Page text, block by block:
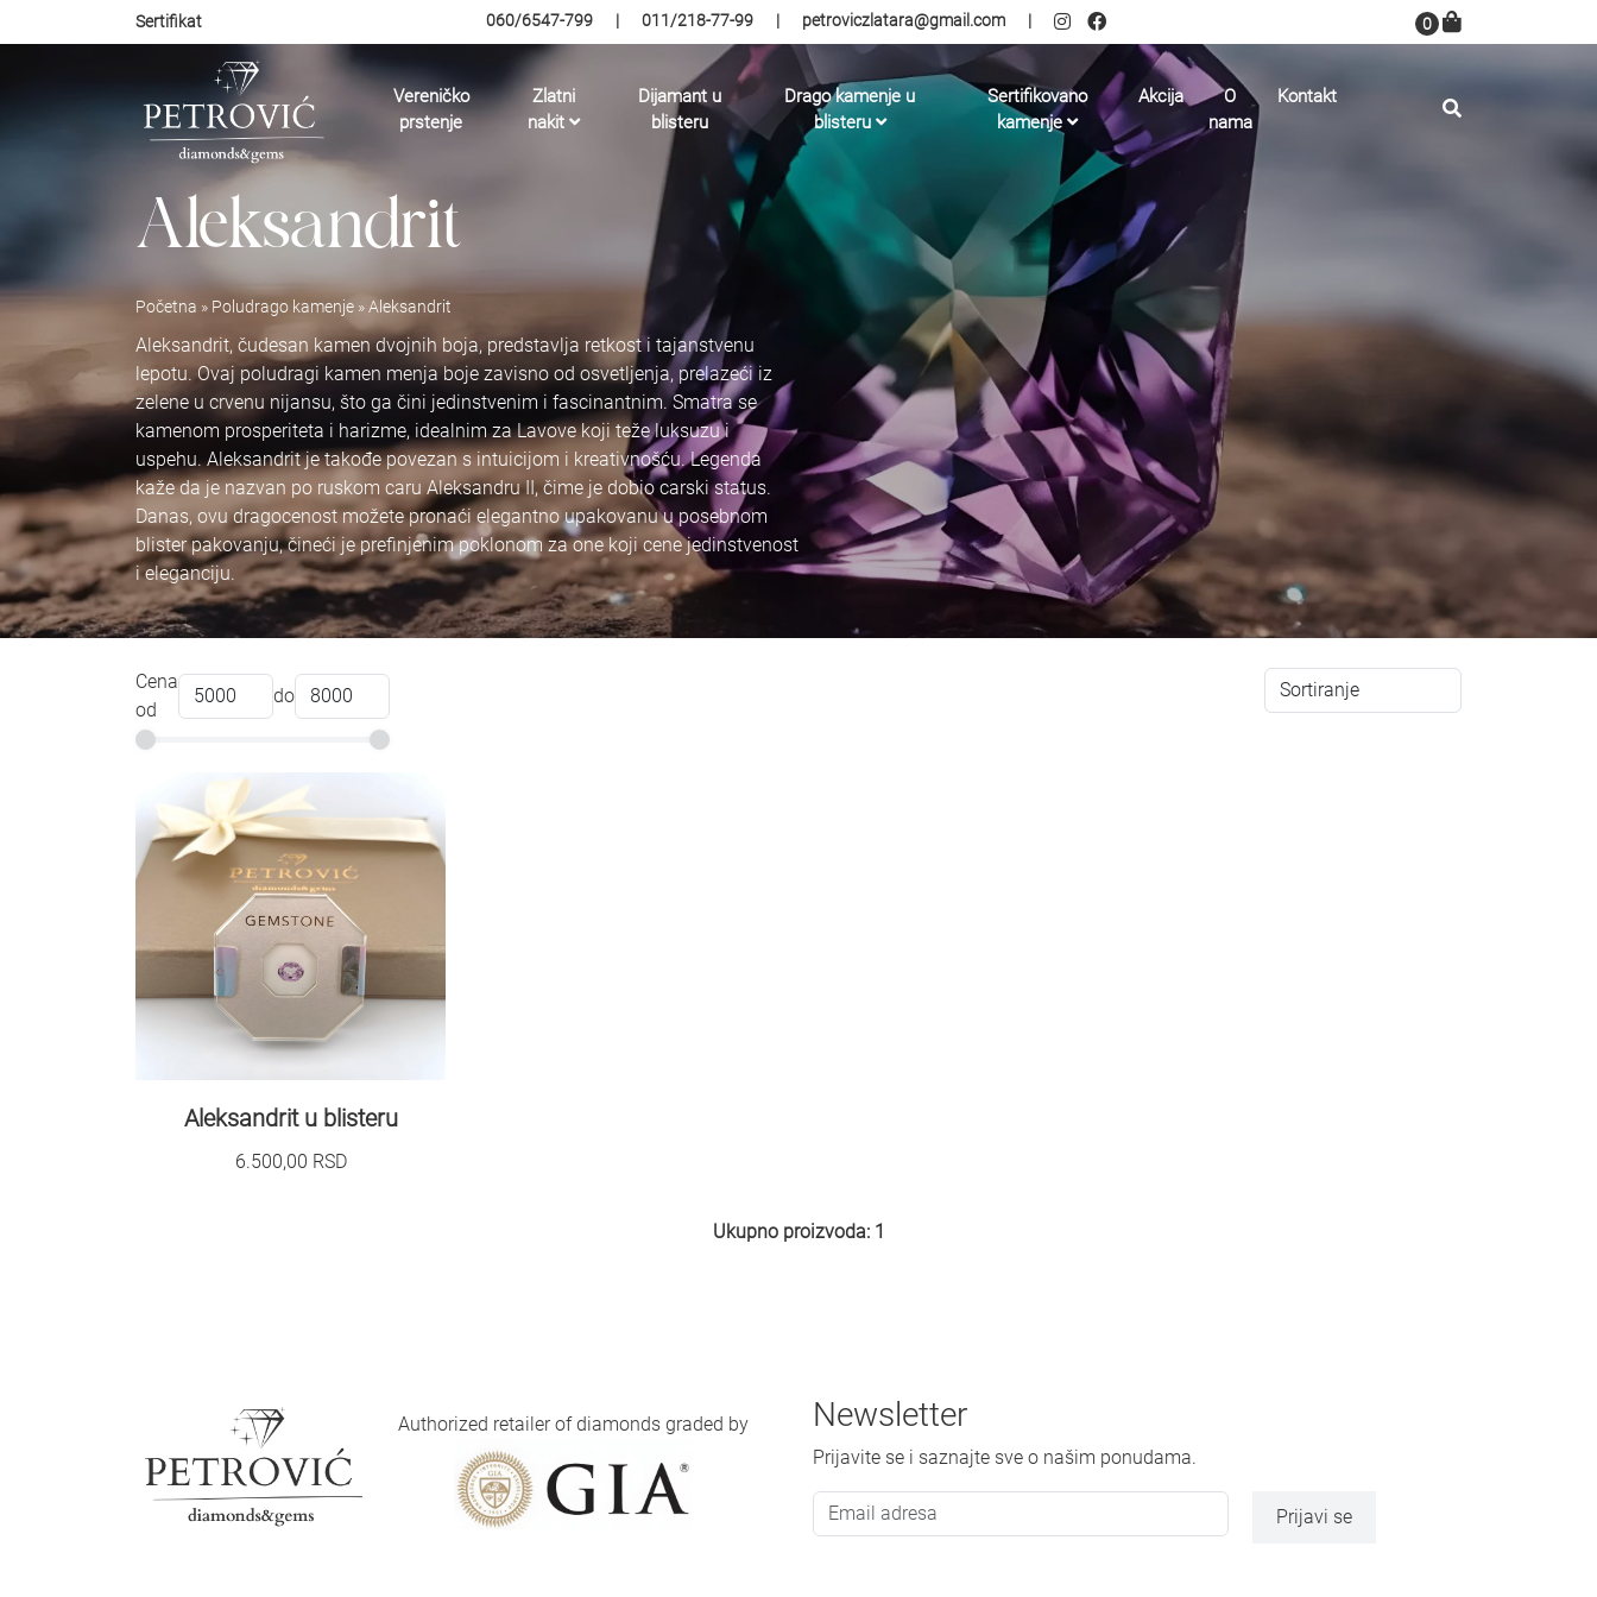
Sertifikat 060/6547-799 | 011/218-77-99 | petroviczlatara@gmail.com | 0
Vereničko
prstenje
Zlatni
nakit
Dijamant u
blisteru
Drago kamenje u
blisteru
Sertifikovano
kamenje
Akcija
O
nama
Kontakt
Aleksandrit
Početna » Poludrago kamenje »Aleksandrit
Aleksandrit, čudesan kamen dvojnih boja, predstavlja retkost i tajanstvenu
lepotu. Ovaj poludragi kamen menja boje zavisno od osvetljenja, prelazeći iz
zelene u crvenu nijansu, što ga čini jedinstvenim i fascinantnim. Smatra se
kamenom prosperiteta i harizme, idealnim za Lavove koji teže luksuzu i
uspehu. Aleksandrit je takođe povezan s intuicijom i kreativnošću. Legenda
kaže da je nazvan po ruskom caru Aleksandru II, čime je dobio carski status.
Danas, ovu dragocenost možete pronaći elegantno upakovanu u posebnom
blister pakovanju, čineći je prefinjenim poklonom za one koji cene jedinstvenost
i eleganciju.
Cena
od
do
Aleksandrit u blisteru
6.500,00 RSD
Ukupno proizvoda: 1
Authorized retailer of diamonds graded by Newsletter
Prijavite se i saznajte sve o našim ponudama.
Prijavi se